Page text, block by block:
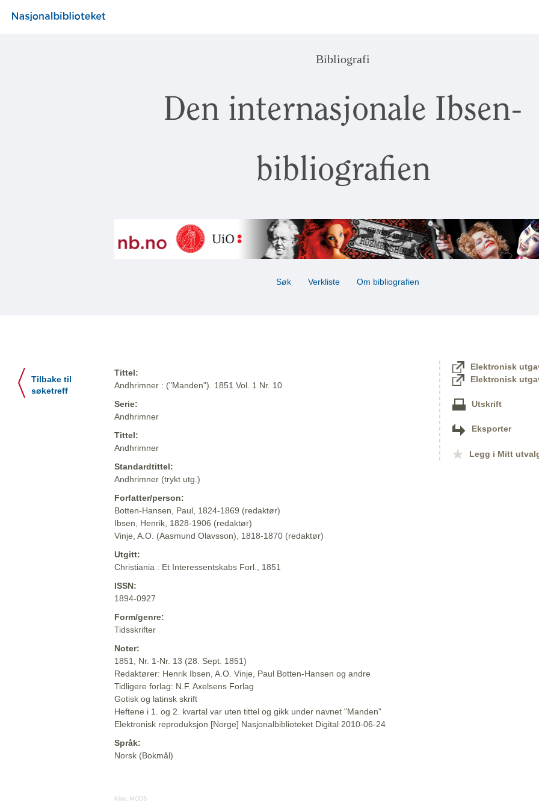
Bibliografi
Den internasjonale Ibsen-
bibliografien
Søk Verkliste Om bibliografien
Tilbake til
søketreff
Tittel:
Andhrimner : ("Manden"). 1851 Vol. 1 Nr. 10
Serie:
Andhrimner
Tittel:
Andhrimner
Standardtittel:
Andhrimner (trykt utg.)
Forfatter/person:
Botten-Hansen, Paul, 1824-1869 (redaktør)
Ibsen, Henrik, 1828-1906 (redaktør)
Vinje, A.O. (Aasmund Olavsson), 1818-1870 (redaktør)
Utgitt:
Christiania : Et Interessentskabs Forl., 1851
ISSN:
1894-0927
Form/genre:
Tidsskrifter
Noter:
1851, Nr. 1-Nr. 13 (28. Sept. 1851)
Redaktører: Henrik Ibsen, A.O. Vinje, Paul Botten-Hansen og andre
Tidligere forlag: N.F. Axelsens Forlag
Gotisk og latinsk skrift
Heftene i 1. og 2. kvartal var uten tittel og gikk under navnet "Manden"
Elektronisk reproduksjon [Norge] Nasjonalbiblioteket Digital 2010-06-24
Språk:
Norsk (Bokmål)
Kilde: MODS
Elektronisk
Elektronisk
Utskrift
Eksporter
Legg i Mitt